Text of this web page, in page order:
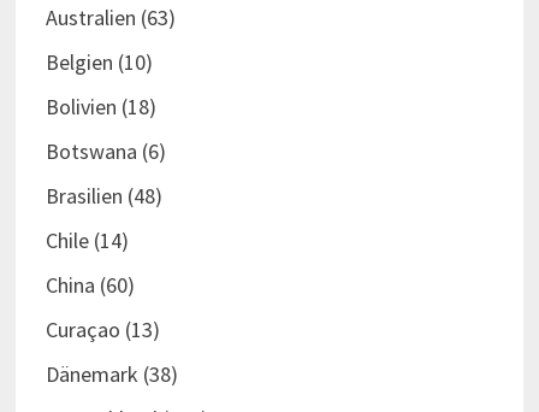
Australien (63)
Belgien (10)
Bolivien (18)
Botswana (6)
Brasilien (48)
Chile(14)
China (60)
Curaçao (13)
Dänemark (38)